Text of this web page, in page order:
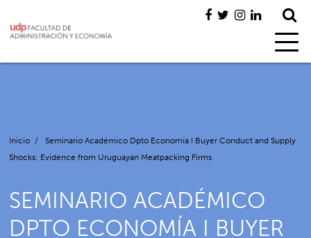
Inicio /
Seminario Académico Dpto Economía I Buyer Conduct and Supply
Shocks: Evidence from Uruguayan Meatpacking Firms
SEMINARIO ACADÉMICO
DPTO ECONOMÍA I BUYER